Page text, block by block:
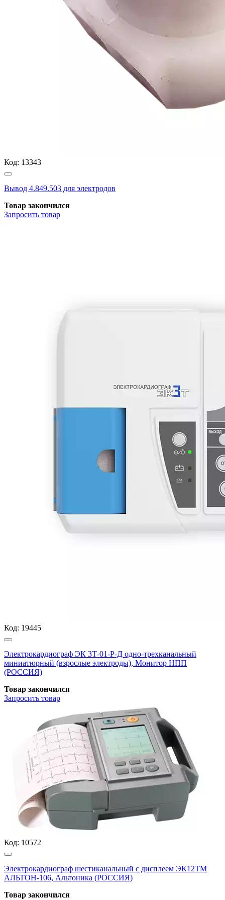
Код: 13343
Вывод 4.849.503 для электродов
Товар закончился
Запросить товар
Код: 19445
Электрокардиограф ЭК 3Т-01-Р-Д одно-трехканальный
миниатюрный (взрослые электроды), Монитор НПП
(РОССИЯ)
Товар закончился
Запросить товар
Код: 10572
Электрокардиограф шестиканальный с дисплеем ЭК12ТМ
АЛЬТОН-106, Альтоника (РОССИЯ)
Товар закончился